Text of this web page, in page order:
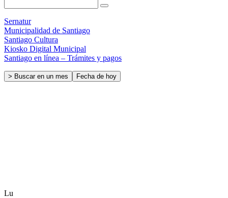
Sernatur
Municipalidad de Santiago
Santiago Cultura
Kiosko Digital Municipal
Santiago en línea – Trámites y pagos
> Buscar en un mes Fecha de hoy
Lu